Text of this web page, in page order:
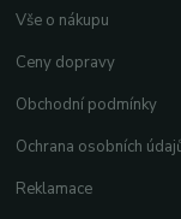
Vše o nákupu
Ceny dopravy
Obchodní podmínky
Ochrana osobních
Reklamace